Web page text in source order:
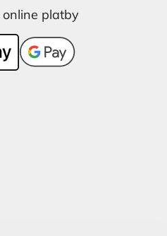
platby